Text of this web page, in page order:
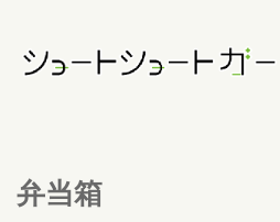
弁当箱